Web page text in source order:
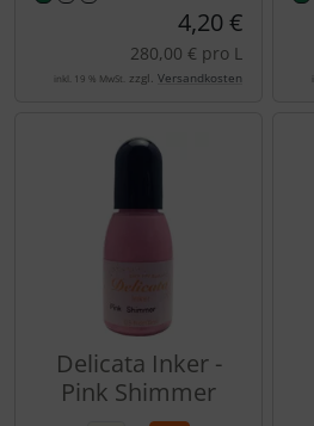
4,20 €
280,00 € pro L
inkl. 19 % MwSt. zzgl. Versandkosten
Delicata Inker -
Pink Shimmer